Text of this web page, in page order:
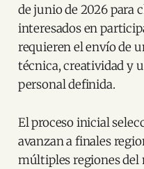
de junio de 2026 para
interesados en
requieren el envío de
técnica, creatividad y
personal definida.
El proceso inicial
avanzan a finales
múltiples regiones